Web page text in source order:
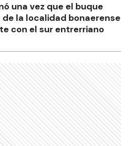
una vez que el buque
la localidad bonaerense
con el sur entrerriano